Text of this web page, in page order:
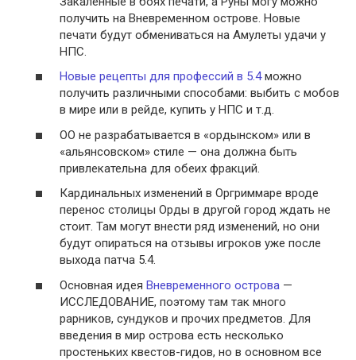
получить на Вневременном острове. Новые
печати будут обмениваться на Амулеты удачи у
НПС.
Новые рецепты для профессий в 5.4можно
получить различными способами: выбить с мобов
в мире или в рейде, купить у НПС и т.д.
ОО не разрабатывается в «ордынском» или в
«альянсовском» стиле — она должна быть
привлекательна для обеих фракций.
Кардинальных изменений в Оргриммаре вроде
перенос столицы Орды в другой город ждать не
стоит. Там могут внести ряд изменений, но они
будут опираться на отзывы игроков уже после
выхода патча 5.4.
Основная идея Вневременного острова —
ИССЛЕДОВАНИЕ, поэтому там так много
рарников, сундуков и прочих предметов. Для
введения в мир острова есть несколько
простеньких квестов-гидов, но в основном все